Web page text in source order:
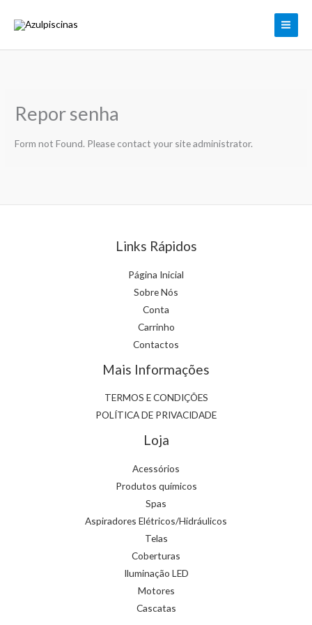
Repor senha
Form not Found. Please contact your site administrator.
Links Rápidos
Página Inicial
Sobre Nós
Conta
Carrinho
Contactos
Mais Informações
TERMOS E CONDIÇÕES
POLÍTICA DE PRIVACIDADE
Loja
Acessórios
Produtos químicos
Spas
Aspiradores Elétricos/Hidráulicos
Telas
Coberturas
Iluminação LED
Motores
Cascatas